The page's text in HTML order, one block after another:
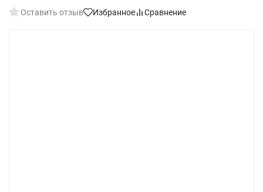
Оставить отзыв Избранное Сравнение